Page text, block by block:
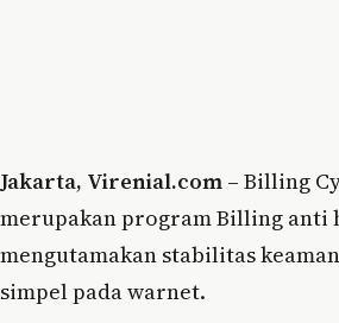
Jakarta, Virenial.com – Billing
merupakan program Billing anti
mengutamakan stabilitas
simpel pada warnet.